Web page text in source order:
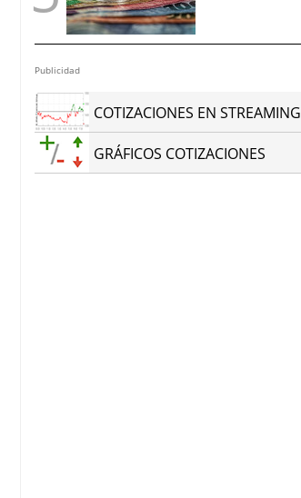
Publicidad
COTIZACIONES EN STREAMING
GRÁFICOS COTIZACIONES